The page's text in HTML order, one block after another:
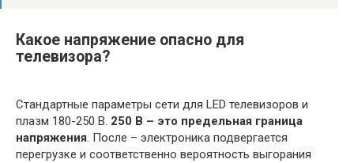
Какое напряжение опасно для
телевизора?
Стандартные параметры сети для LED телевизоров и
плазм 180-250 В. 250 В – это предельная граница
напряжения. После – электроника подвергается
перегрузке и соответственно вероятность выгорания